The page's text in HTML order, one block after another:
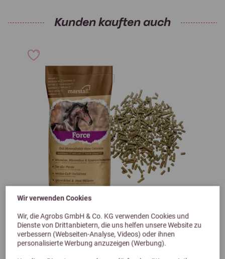
Wir verwenden Cookies
Wir, die Agrobs GmbH & Co. KG verwenden Cookies und
Dienste von Drittanbietern, die uns helfen unsere Website zu
verbessern (Webseiten-Analyse, Videos) oder ihnen
personalisierte Werbung anzuzeigen (Werbung).
Kunden kauften auch
4,9 (40 Bewertungen)
Marstall Force Nachfüllpack 10 kg
Previous Next